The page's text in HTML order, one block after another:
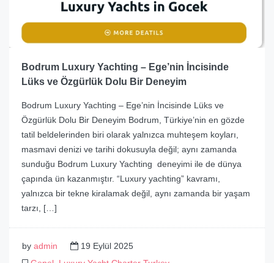
Bodrum Luxury Yachting – Ege’nin İncisinde
Lüks ve Özgürlük Dolu Bir Deneyim
Bodrum Luxury Yachting – Ege’nin İncisinde Lüks ve
Özgürlük Dolu Bir Deneyim Bodrum, Türkiye’nin en gözde
tatil beldelerinden biri olarak yalnızca muhteşem koyları,
masmavi denizi ve tarihi dokusuyla değil; aynı zamanda
sunduğu Bodrum Luxury Yachting deneyimi ile de dünya
çapında ün kazanmıştır. “Luxury yachting” kavramı,
yalnızca bir tekne kiralamak değil, aynı zamanda bir yaşam
tarzı, […]
by admin
19 Eylül 2025